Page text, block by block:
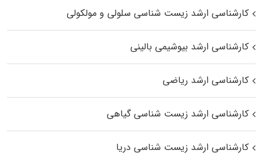
کارشناسی ارشد زیست شناسی سلولی و مولکولی
کارشناسی ارشد بیوشیمی بالینی
کارشناسی ارشد ریاضی
کارشناسی ارشد زیست‌ شناسی گیاهی
کارشناسی ارشد زیست‌ شناسی دریا